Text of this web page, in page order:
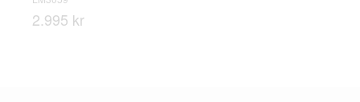
2.995 kr